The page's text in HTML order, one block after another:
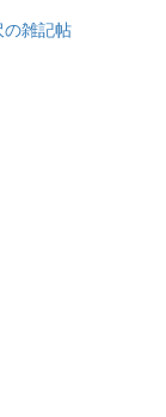
の雑記帖